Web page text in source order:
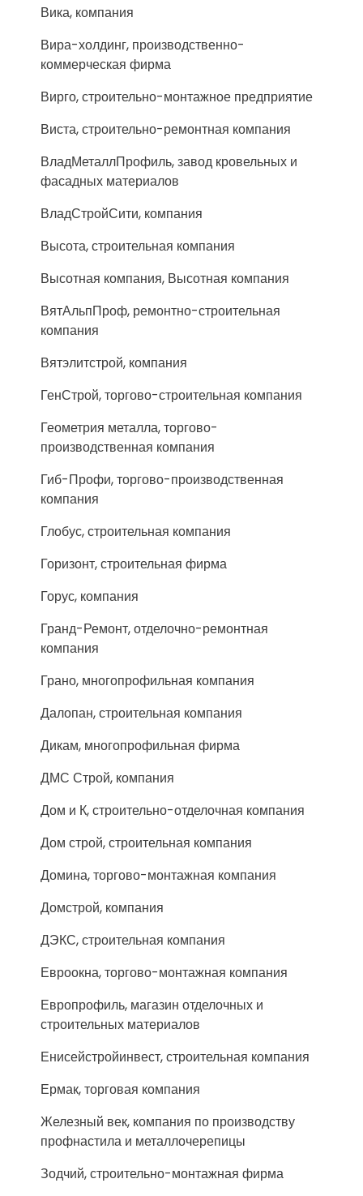
Вика, компания
Вира-холдинг, производственно-
коммерческая фирма
Вирго, строительно-монтажное предприятие
Виста, строительно-ремонтная компания
ВладМеталлПрофиль, завод кровельных и
фасадных материалов
ВладСтройСити, компания
Высота, строительная компания
Высотная компания, Высотная компания
ВятАльпПроф, ремонтно-строительная
компания
Вятэлитстрой, компания
ГенСтрой, торгово-строительная компания
Геометрия металла, торгово-
производственная компания
Гиб-Профи, торгово-производственная
компания
Глобус, строительная компания
Горизонт, строительная фирма
Горус, компания
Гранд-Ремонт, отделочно-ремонтная
компания
Грано, многопрофильная компания
Далопан, строительная компания
Дикам, многопрофильная фирма
ДМС Строй, компания
Дом и К, строительно-отделочная компания
Дом строй, строительная компания
Домина, торгово-монтажная компания
Домстрой, компания
ДЭКС, строительная компания
Евроокна, торгово-монтажная компания
Европрофиль, магазин отделочных и
строительных материалов
Енисейстройинвест, строительная компания
Ермак, торговая компания
Железный век, компания по производству
профнастила и металлочерепицы
Зодчий, строительно-монтажная фирма